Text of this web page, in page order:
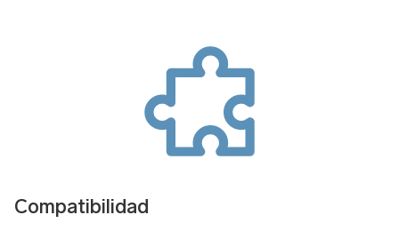
Compatibilidad